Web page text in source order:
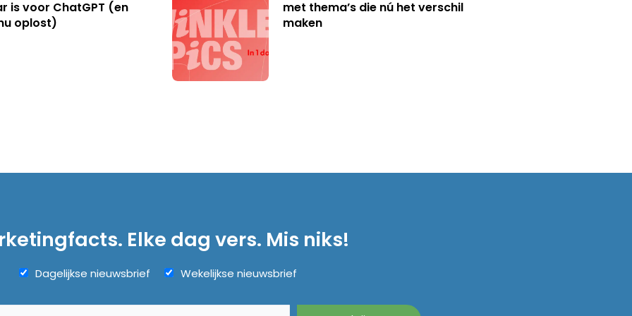
is voor ChatGPT (en
oplost)
met thema’s die nú het verschil
maken
Elke dag vers. Mis niks!
Dagelijkse nieuwsbrief Wekelijkse nieuwsbrief